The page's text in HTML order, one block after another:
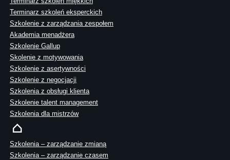
Terminarz szkoleń eksperckich
Szkolenie z zarządzania zespołem
Akademia menadżera
Szkolenie Gallup
Skolenie z motywowania
Szkolenie z asertywności
Szkolenie z negocjacji
Szkolenia z obsługi klienta
Szkolenie talent management
Szkolenia dla mistrzów
Szkolenia – zarządzanie zmianą
Szkolenia – zarządzanie czasem